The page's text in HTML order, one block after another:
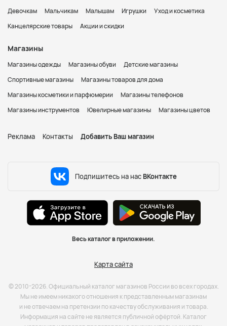
Девочкам Мальчикам Малышам Игрушки
Уход и косметика
Канцелярские товары
Акции и скидки
Магазины
Магазины одежды Магазины обуви
Детские магазины
Спортивные магазины
Магазины товаров для дома
Магазины косметики и парфюмерии
Магазины телефонов
Магазины инструментов
Ювелирные магазины Магазины цветов
Реклама Контакты Добавить Ваш магазин
Подпишитесь на нас ВКонтакте
Весь каталог в приложении.
Карта сайта
© 2010-2026. Официальный каталог магазинов России во всех городах.
Мы не имеем никакого отношения к представленным магазинам
и не отвечаем на претензии по качеству обслуживания и товара.
Информация на сайте не является публичной офёртой. Каталог